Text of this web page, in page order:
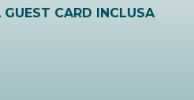
GUEST CARD INCLUSA